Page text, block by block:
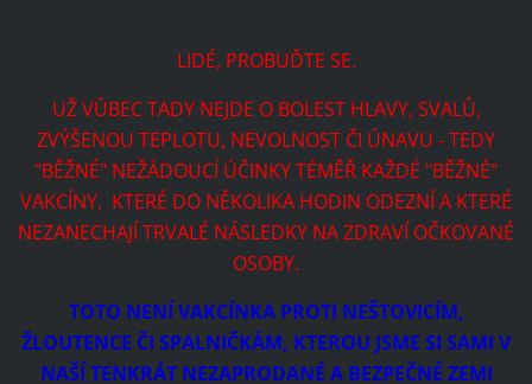
LIDÉ, PROBUĎTE SE.
UŽ VŮBEC TADY NEJDE O BOLEST HLAVY, SVALŮ,
ZVÝŠENOU TEPLOTU, NEVOLNOST ČI ÚNAVU - TEDY
"BĚŽNÉ" NEŽÁDOUCÍ ÚČINKY TÉMĚŘ KAŽDÉ "BĚŽNÉ"
VAKCÍNY, KTERÉ DO NĚKOLIKA HODIN ODEZNÍ A KTERÉ
NEZANECHAJÍ TRVALÉ NÁSLEDKY NA ZDRAVÍ OČKOVANÉ
OSOBY.
TOTO NENÍ VAKCÍNKA PROTI NEŠTOVICÍM,
ŽLOUTENCE ČI SPALNIČKÁM, KTEROU JSME SI SAMI V
NAŠÍ TENKRÁT NEZAPRODANÉ A BEZPEČNÉ ZEMI